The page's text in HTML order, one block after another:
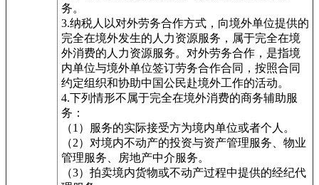
务。
3.纳税人以对外劳务合作方式，向境外单位提供的
完全在境外发生的人力资源服务，属于完全在境
外消费的人力资源服务。对外劳务合作，是指境
内单位与境外单位签订劳务合作合同，按照合同
约定组织和协助中国公民赴境外工作的活动。
4.下列情形不属于完全在境外消费的商务辅助服
务：
（1）服务的实际接受方为境内单位或者个人。
（2）对境内不动产的投资与资产管理服务、物业
管理服务、房地产中介服务。
（3）拍卖境内货物或不动产过程中提供的经纪代